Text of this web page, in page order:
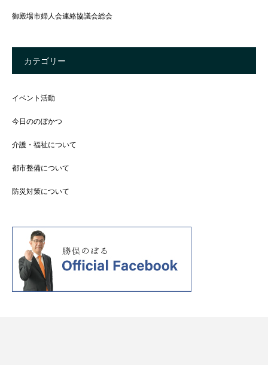
御殿場市婦人会連絡協議会総会
カテゴリー
イベント活動
今日ののぼかつ
介護・福祉について
都市整備について
防災対策について